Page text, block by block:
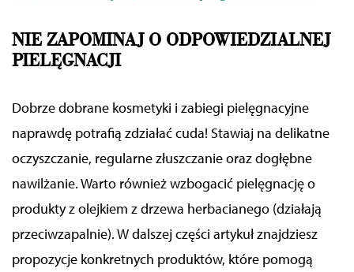
NIE ZAPOMINAJ O ODPOWIEDZIALNEJ
PIELĘGNACJI
Dobrze dobrane kosmetyki i zabiegi pielęgnacyjne
naprawdę potrafią zdziałać cuda! Stawiaj na delikatne
oczyszczanie, regularne złuszczanie oraz dogłębne
nawilżanie. Warto również wzbogacić pielęgnację o
produkty z olejkiem z drzewa herbacianego (działają
przeciwzapalnie). W dalszej części artykuł znajdziesz
propozycje konkretnych produktów, które pomogą